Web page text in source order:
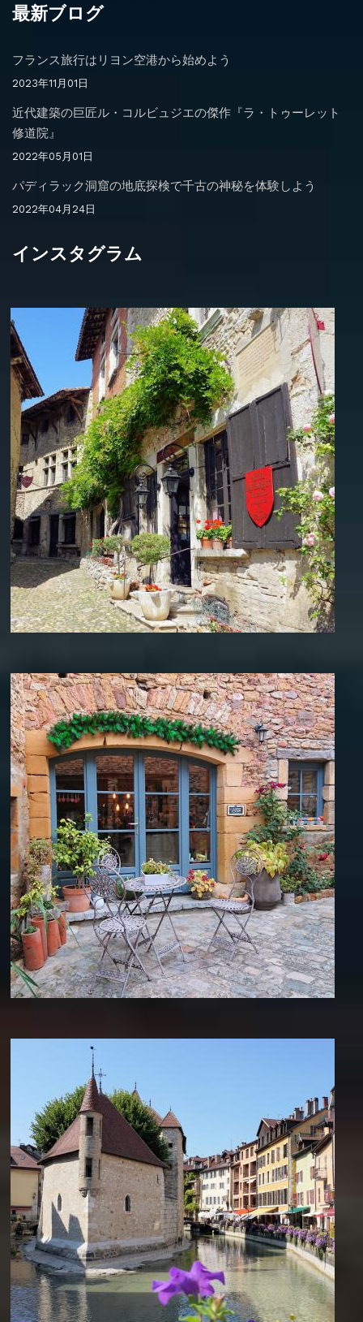
最新ブログ
フランス旅行はリヨン空港から始めよう
2023年11月01日
近代建築の巨匠ル・コルビュジエの傑作『ラ・トゥーレット
修道院』
2022年05月01日
パディラック洞窟の地底探検で千古の神秘を体験しよう
2022年04月24日
インスタグラム